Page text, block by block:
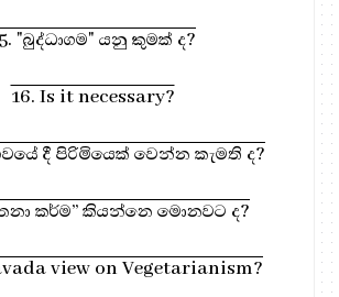
"බුද්ධාගම" යනු කුමක් ද?
16. Is it necessary?
දී පිරිමියෙක් වෙන්න කැමති ද?
කර්ම” කියන්නෙ මොනවට ද?
view on Vegetarianism?